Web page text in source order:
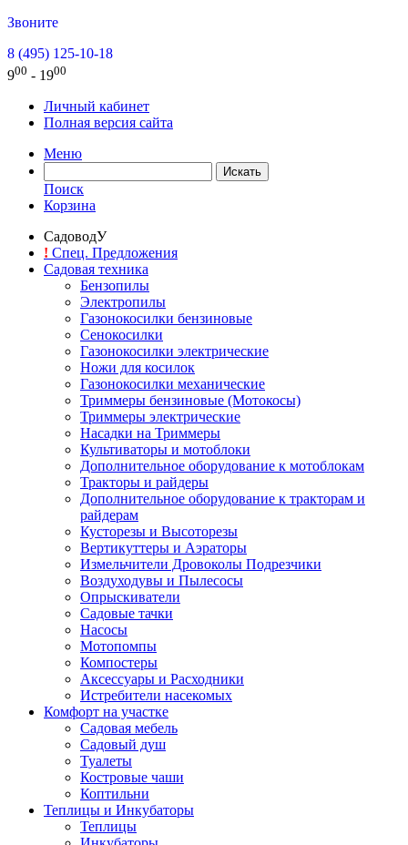
Звоните
8 (495) 125-10-18
900 - 1900
Личный кабинет
Полная версия сайта
Меню
Поиск
Корзина
СадоводУ
! Спец. Предложения
Садовая техника
Бензопилы
Электропилы
Газонокосилки бензиновые
Сенокосилки
Газонокосилки электрические
Ножи для косилок
Газонокосилки механические
Триммеры бензиновые (Мотокосы)
Триммеры электрические
Насадки на Триммеры
Культиваторы и мотоблоки
Дополнительное оборудование к мотоблокам
Тракторы и райдеры
Дополнительное оборудование к тракторам и
райдерам
Кусторезы и Высоторезы
Вертикуттеры и Аэраторы
Измельчители Дровоколы Подрезчики
Воздуходувы и Пылесосы
Опрыскиватели
Садовые тачки
Насосы
Мотопомпы
Компостеры
Аксессуары и Расходники
Истребители насекомых
Комфорт на участке
Садовая мебель
Садовый душ
Туалеты
Костровые чаши
Коптильни
Теплицы и Инкубаторы
Теплицы